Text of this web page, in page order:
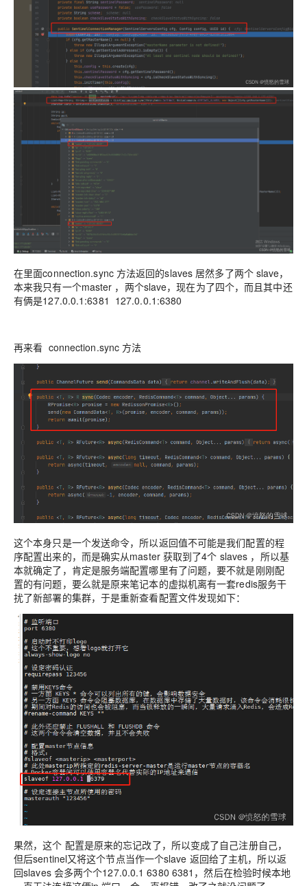
在里面connection.sync 方法返回的slaves 居然多了两个 slave，
本来我只有一个master ，两个slave，现在为了四个，而且其中还
有俩是127.0.0.1:6381 127.0.0.1:6380
再来看 connection.sync 方法
这个本身只是一个发送命令，所以返回值不可能是我们配置的程
序配置出来的，而是确实从master 获取到了4个 slaves ，所以基
本就确定了，肯定是服务端配置哪里有了问题，要不就是刚刚配
置的有问题，要么就是原来笔记本的虚拟机离有一套redis服务干
扰了新部署的集群，于是重新查看配置文件发现如下：
果然，这个 配置是原来的忘记改了，所以变成了自己注册自己，
但后sentinel又将这个节点当作一个slave 返回给了主机，所以返
回slaves 会多两个个127.0.0.1 6380 6381，然后在检验时候本地